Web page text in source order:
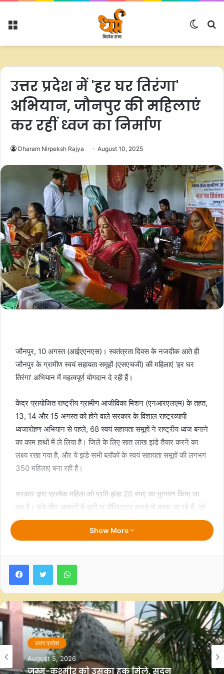
Menu
Switch
उत्तर प्रदेश में 'हर घर तिरंगा'
अभियान, जौनपुर की महिलाएं
कर रहीं ध्वज का निर्माण
Dharam Nirpeksh Rajya August 10, 2025
जौनपुर, 10 अगस्त (आईएएनएस)। स्वतंत्रता दिवस के नजदीक आते ही
जौनपुर के ग्रामीण स्वयं सहायता समूहों (एसएचजी) की महिलाएं ‘हर घर
तिरंगा’ अभियान में महत्वपूर्ण योगदान दे रही हैं।
केंद्र प्रायोजित राष्ट्रीय ग्रामीण आजीविका मिशन (एनआरएलएम) के तहत,
13, 14 और 15 अगस्त को होने वाले सरकार के विशाल राष्ट्रव्यापी
ध्वजारोहण अभियान से पहले, 68 स्वयं सहायता समूहों ने राष्ट्रीय ध्वज बनाने
का काम हाथों में ले लिया है। जिले के लिए सात लाख झंडे तैयार करने का
लक्ष्य रखा गया है, और ये झंडे सभी ब्लॉकों के स्वयं सहायता समूहों की लगभग
350 महिलाएं बना रही हैं।
सरकार द्वारा प्रत्येक महिला को प्रति झंडा 20 रुपए का भुगतान किया जा
रहा है। झंडे तीन आकारों में सूती या पॉलिएस्टर कपड़े से बनाए जा रहे हैं, जो
सीधे एनआरएलएम द्वारा उपलब्ध कराए जा रहे हैं।
अभियान के बारे में जानकारी दी। उन्होंने कहा कि प्रशासन ने स्वयं सहायता
समूहों को सात लाख झंडे तैयार करने का लक्ष्य दिया है। सभी ब्‍लॉकों में 203
सेंटर संचालित हैं, जिसमें लगभग 350 स्‍वयं सहायता समूह की महिलाएं काम
दौरान पांच लाख झंडे बन चुके हैं। चार लाख के करीब बिक चुके हैं। अब
तक, हमने लगभग 80 प्रतिशत काम पूरा कर लिया है, और शेष 20 प्रतिशत
अगले दो दिनों में पूरा हो जाएगा। समय सीमा को पूरा करने के लिए काम
चौबीसों घंटे चल रहा है।
Show More
FacebookTwitter WhatsApp
उत्तर प्रदेश
August 5, 2026
उत्तर प्रदेश